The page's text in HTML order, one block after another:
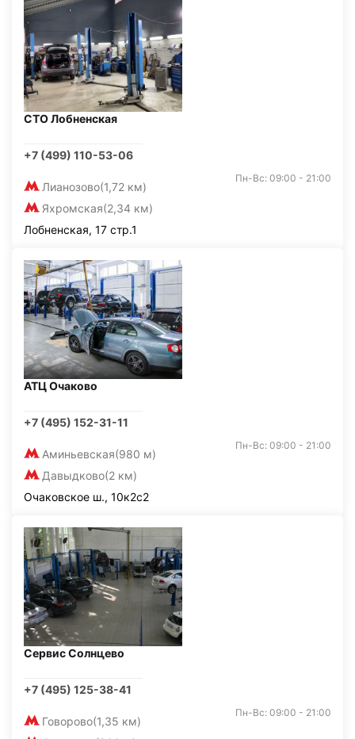
СТО Лобненская
+7 (499) 110-53-06
Лианозово(1,72 км)
Яхромская(2,34 км)
Пн-Вс: 09:00 - 21:00
Лобненская, 17 стр.1
АТЦ Очаково
+7 (495) 152-31-11
Аминьевская(980 м)
Давыдково(2 км)
Пн-Вс: 09:00 - 21:00
Очаковское ш., 10к2с2
Сервис Солнцево
+7 (495) 125-38-41
Говорово(1,35 км)
Пн-Вс: 09:00 - 21:00